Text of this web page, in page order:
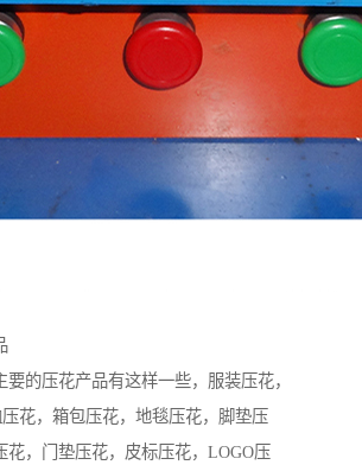
要的压花产品有这样一些，服装压花，
花，箱包压花，地毯压花，脚垫压
花，门垫压花，皮标压花，LOGO压